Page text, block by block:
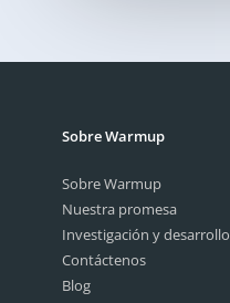
Sobre Warmup
Sobre Warmup
Nuestra promesa
Investigación y desarrollo
Contáctenos
Blog